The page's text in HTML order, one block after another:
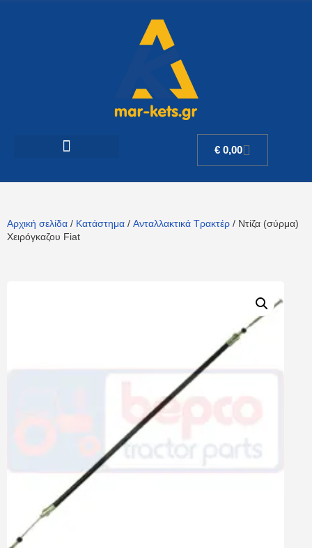
€ 0,00
Αρχική σελίδα / Κατάστημα / Ανταλλακτικά Τρακτέρ / Ντίζα (σύρμα)
Χειρόγκαζου Fiat